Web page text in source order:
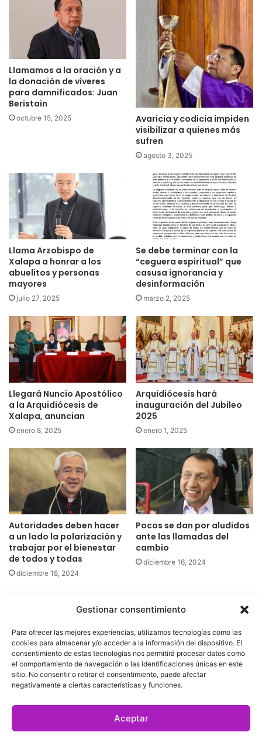
Gestionar consentimiento
Para ofrecer las mejores experiencias, utilizamos tecnologías como las
cookies para almacenar y/o acceder a la información del dispositivo. El
consentimiento de estas tecnologías nos permitirá procesar datos como
el comportamiento de navegación o las identificaciones únicas en este
sitio. No consentir o retirar el consentimiento, puede afectar
negativamente a ciertas características y funciones.
Aceptar
Llamamos a la oración y a
la donación de víveres
para damnificados: Juan
Beristain
octubre 15, 2025
Avaricia y codicia impiden
visibilizar a quienes más
sufren
agosto 3, 2025
Llama Arzobispo de
Xalapa a honrar a los
abuelitos y personas
mayores
julio 27, 2025
Se debe terminar con la
“ceguera espiritual” que
casusa ignorancia y
desinformación
marzo 2, 2025
Llegará Nuncio Apostólico
a la Arquidiócesis de
Xalapa, anuncian
enero 8, 2025
Arquidiócesis hará
inauguración del Jubileo
2025
enero 1, 2025
Autoridades deben hacer
a un lado la polarización y
trabajar por el bienestar
de todos y todas
diciembre 18, 2024
Pocos se dan por aludidos
ante las llamadas del
cambio
diciembre 16, 2024
derechos reservados
|Aviso de Privacidad|Política de Cookies|Defensoría de la
Audiencia|
Facebook
X YouTube